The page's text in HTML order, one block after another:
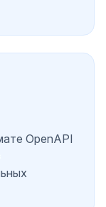
OpenAPI